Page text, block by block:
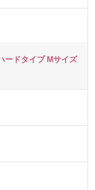
ードタイプ Mサイズ